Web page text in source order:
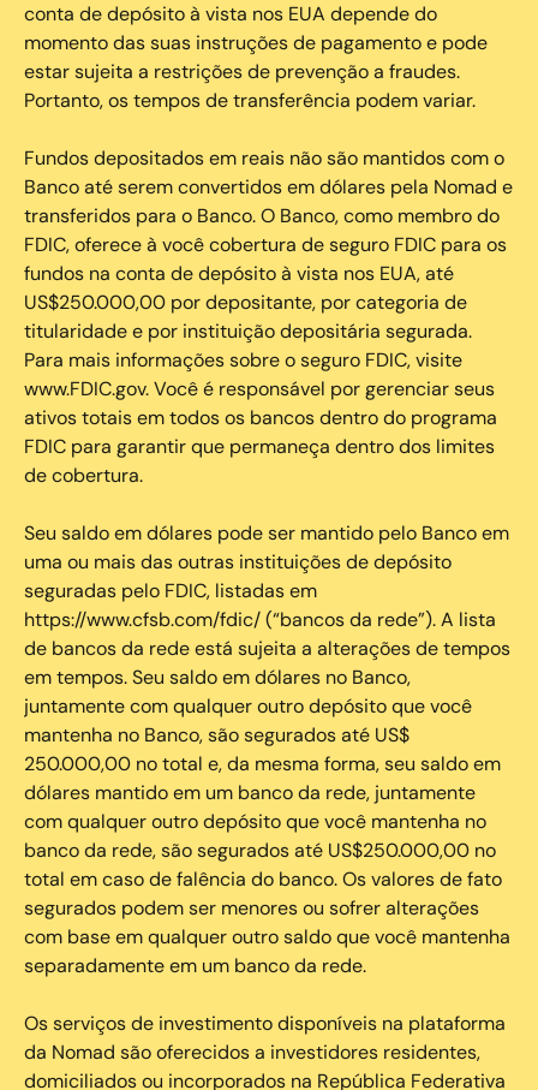
conta de depósito à vista nos EUA depende do
momento das suas instruções de pagamento e pode
estar sujeita a restrições de prevenção a fraudes.
Portanto, os tempos de transferência podem variar.
Fundos depositados em reais não são mantidos com o
Banco até serem convertidos em dólares pela Nomad e
transferidos para o Banco. O Banco, como membro do
FDIC, oferece à você cobertura de seguro FDIC para os
fundos na conta de depósito à vista nos EUA, até
US$250.000,00 por depositante, por categoria de
titularidade e por instituição depositária segurada.
Para mais informações sobre o seguro FDIC, visite
www.FDIC.gov. Você é responsável por gerenciar seus
ativos totais em todos os bancos dentro do programa
FDIC para garantir que permaneça dentro dos limites
de cobertura.
Seu saldo em dólares pode ser mantido pelo Banco em
uma ou mais das outras instituições de depósito
seguradas pelo FDIC, listadas em
https://www.cfsb.com/fdic/ (“bancos da rede”). A lista
de bancos da rede está sujeita a alterações de tempos
em tempos. Seu saldo em dólares no Banco,
juntamente com qualquer outro depósito que você
mantenha no Banco, são segurados até US$
250.000,00 no total e, da mesma forma, seu saldo em
dólares mantido em um banco da rede, juntamente
com qualquer outro depósito que você mantenha no
banco da rede, são segurados até US$250.000,00 no
total em caso de falência do banco. Os valores de fato
segurados podem ser menores ou sofrer alterações
com base em qualquer outro saldo que você mantenha
separadamente em um banco da rede.
Os serviços de investimento disponíveis na plataforma
da Nomad são oferecidos a investidores residentes,
domiciliados ou incorporados na República Federativa